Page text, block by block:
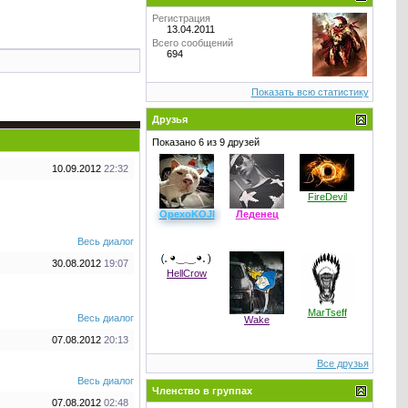
10.09.2012 22:32
Весь диалог
30.08.2012 19:07
Весь диалог
07.08.2012 20:13
Весь диалог
07.08.2012 02:48
Регистрация
13.04.2011
Всего сообщений
694
Показать всю статистику
Друзья
Показано 6 из 9 друзей
OpexoKOJI Леденец
FireDevil
HellCrow
Wake
MarTseff
Все друзья
Членство в группах